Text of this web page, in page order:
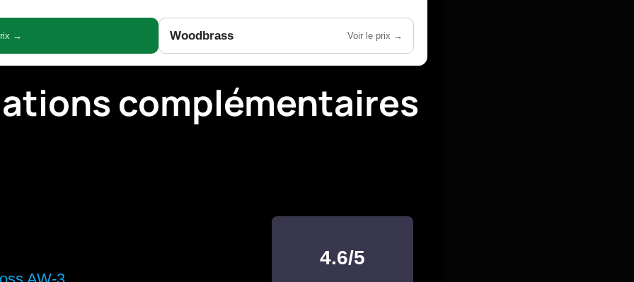
→ Woodbrass Voir le prix →
complémentaires
4.6/5